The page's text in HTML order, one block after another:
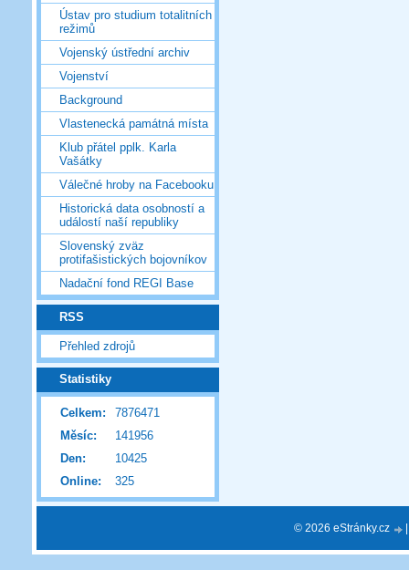
Ústav pro studium totalitních
režimů
Vojenský ústřední archiv
Vojenství
Background
Vlastenecká památná místa
Klub přátel pplk. Karla
Vašátky
Válečné hroby na Facebooku
Historická data osobností a
událostí naší republiky
Slovenský zväz
protifašistických bojovníkov
Nadační fond REGI Base
RSS
Přehled zdrojů
Statistiky
Online: 325
Celkem:
7876471
Měsíc:
141956
Den:
10425
© 2026 eStránky.cz